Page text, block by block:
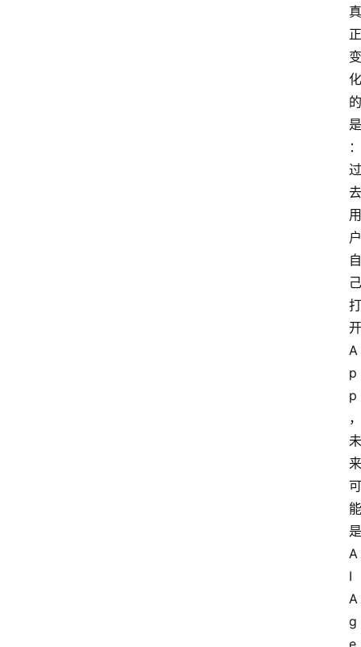
真
正
变
化
的
是
：
过
去
用
户
自
己
打
开
A
p
p
，
未
来
可
能
是
A
I
A
g
e